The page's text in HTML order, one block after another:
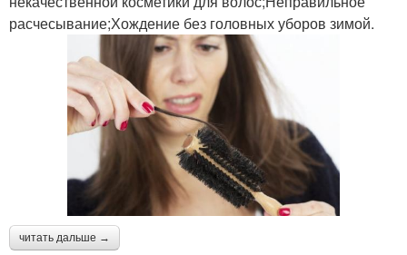
расчесывание;Хождение без головных уборов зимой.
читать дальше →